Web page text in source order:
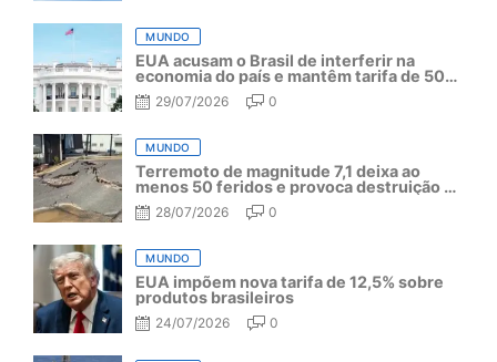
MUNDO
EUA acusam o Brasil de interferir na
economia do país e mantêm tarifa de 50%
por mais um ano
29/07/2026 0
MUNDO
Terremoto de magnitude 7,1 deixa ao
menos 50 feridos e provoca destruição no
Japão
28/07/2026 0
MUNDO
EUA impõem nova tarifa de 12,5% sobre
produtos brasileiros
24/07/2026 0